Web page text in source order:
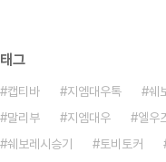
태그
캡티바 지엠대우톡 쉐
말리부
지엠대우 엘우
쉐보레시승기
토비토커